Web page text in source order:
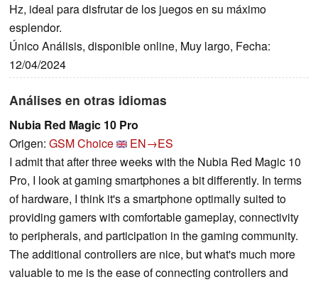
Hz, ideal para disfrutar de los juegos en su máximo
esplendor.
Único Análisis, disponible online, Muy largo, Fecha:
12/04/2024
Análises en otras idiomas
Nubia Red Magic 10 Pro
Origen: GSM Choice
EN→ES
I admit that after three weeks with the Nubia Red Magic 10
Pro, I look at gaming smartphones a bit differently. In terms
of hardware, I think it's a smartphone optimally suited to
providing gamers with comfortable gameplay, connectivity
to peripherals, and participation in the gaming community.
The additional controllers are nice, but what's much more
valuable to me is the ease of connecting controllers and